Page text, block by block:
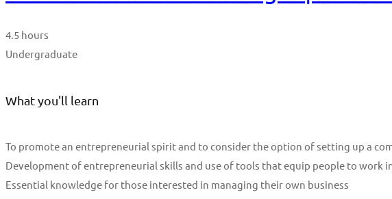
4.5 hours
Undergraduate
What you'll learn
To promote an entrepreneurial spirit and to consider the option of setting up a
Development of entrepreneurial skills and use of tools that equip people to work
Essential knowledge for those interested in managing their own business